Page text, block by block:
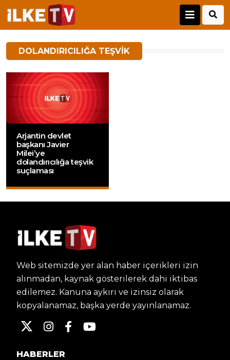
DOLANDIRICILIĞA TEŞVIK
Arjantin devlet
başkanı Javier
Milei’ye
dolandırıcılığa teşvik
suçlaması
Web sitemizde yer alan haber içerikleri izin
alınmadan, kaynak gösterilerek dahi iktibas
edilemez. Kanuna aykırı ve izinsiz olarak
kopyalanamaz, başka yerde yayınlanamaz.
HABERLER